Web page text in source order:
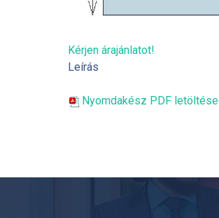
Kérjen árajánlatot!
Leírás
Nyomdakész PDF letöltése